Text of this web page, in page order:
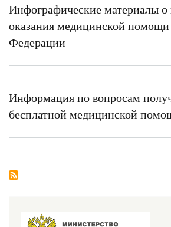
Инфографические материалы о
оказания медицинской
Федерации
Информация по вопросам
бесплатной медицинской